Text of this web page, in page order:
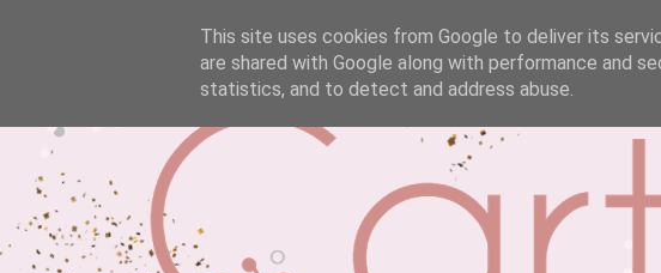
This site uses cookies from Google to deliver its
are shared with Google along with performance and
statistics, and to detect and address abuse.